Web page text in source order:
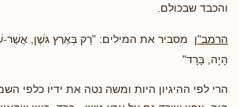
והכבד שבכולם.
הרמב"ן מסביר את המילים: "רַק בְּאֶרֶץ גֹּשֶׁן, אֲשֶׁר-
הָיָה, בָּרָד"
הרי לפי ההיגיון היות ומשה נטה את ידיו כלפי